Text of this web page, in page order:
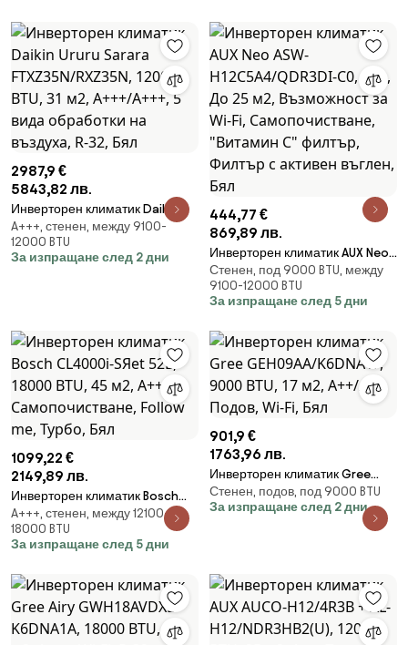
Самопочистване, Jet Air Scroll,
WiFi, Бял
2987,9 €
5843,82 лв.
Инверторен климатик Daikin
Ururu Sarara FTXZ35N/RXZ35N,
12000 BTU, 31 м2, A+++/A+++, 5
вида обработки на въздуха, R-
A+++, стенен, между 9100-
12000 BTU
За изпращане след 2 дни
444,77 €
869,89 лв.
Инверторен климатик AUX Neo
ASW-H12C5A4/QDR3DI-C0,
A++, До 25 м2, Възможност за
Wi-Fi, Самопочистване,
активен въглен, Бял
Стенен, под 9000 BTU, между
9100-12000 BTU
За изпращане след 5 дни
1099,22 €
2149,89 лв.
Инверторен климатик Bosch
CL4000i-SЯet 52E, 18000 BTU,
45 м2, A+++, Самопочистване,
Follow me, Турбо, Бял
A+++, стенен, между 12100-
18000 BTU
За изпращане след 5 дни
901,9 €
1763,96 лв.
Инверторен климатик Gree
GEH09AA/K6DNA1F, 9000 BTU, 17
м2, A++/A+, Подов, Wi-Fi, Бял
Стенен, подов, под 9000 BTU
За изпращане след 2 дни